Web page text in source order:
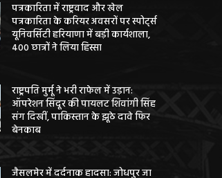
पत्रकारिता में राष्ट्रवाद और खेल
पत्रकारिता के करियर अवसरों पर स्पोर्ट्स
यूनिवर्सिटी हरियाणा में बड़ी कार्यशाला,
400 छात्रों ने लिया हिस्सा
राष्ट्रपति मुर्मू ने भरी राफेल में उड़ान:
ऑपरेशन सिंदूर की पायलट शिवांगी सिंह
संग दिखीं, पाकिस्तान के झूठे दावे फिर
बेनकाब
जैसलमेर में दर्दनाक हादसा: जोधपुर जा